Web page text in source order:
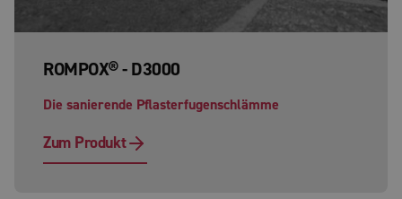
ROMPOX® - D3000
Die sanierende Pflasterfugenschlämme
Zum Produkt